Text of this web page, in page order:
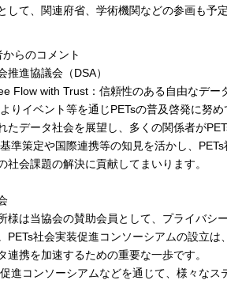
して、関連府省、学術機関などの参画も予定
らのコメント
推進協議会（DSA）
Flow with Trust：信頼性のある自由なデー
りイベント等を通じPETsの普及啓発に努
たデータ社会を展望し、多くの関係者が
準策定や国際連携等の知見を活かし、
社会課題の解決に貢献してまいります。
は当協会の賛助会員として、プライバシ
PETs社会実装促進コンソーシアムの設立
連携を加速するための重要な一歩です。
進コンソーシアムなどを通じて、様々な